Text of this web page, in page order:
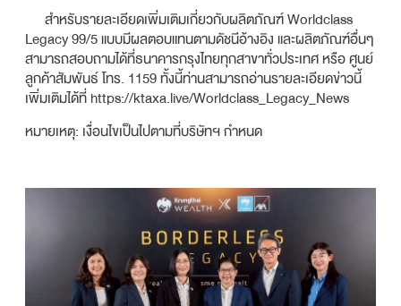
สำหรับรายละเอียดเพิ่มเติมเกี่ยวกับผลิตภัณฑ์ Worldclass
Legacy 99/5 แบบมีผลตอบแทนตามดัชนีอ้างอิง และผลิตภัณฑ์อื่นๆ
สามารถสอบถามได้ที่ธนาคารกรุงไทยทุกสาขาทั่วประเทศ หรือ ศูนย์
ลูกค้าสัมพันธ์ โทร. 1159 ทั้งนี้ท่านสามารถอ่านรายละเอียดข่าวนี้
เพิ่มเติมได้ที่ https://ktaxa.live/Worldclass_Legacy_News
หมายเหตุ: เงื่อนไขเป็นไปตามที่บริษัทฯ กำหนด